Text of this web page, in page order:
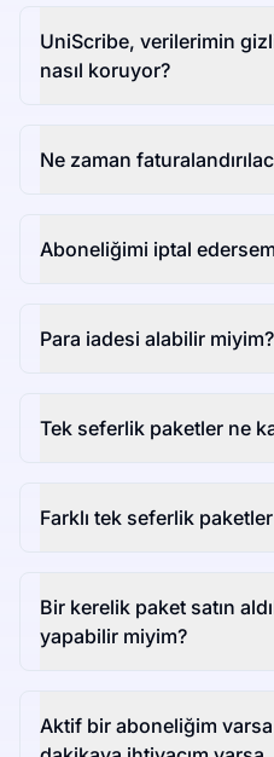
UniScribe, verilerimin
nasıl koruyor?
Ne zaman
Aboneliğimi iptal
Para iadesi alabilir miyim?
Tek seferlik paketler ne
Farklı tek seferlik
Bir kerelik paket satın
yapabilir miyim?
Aktif bir aboneliğim